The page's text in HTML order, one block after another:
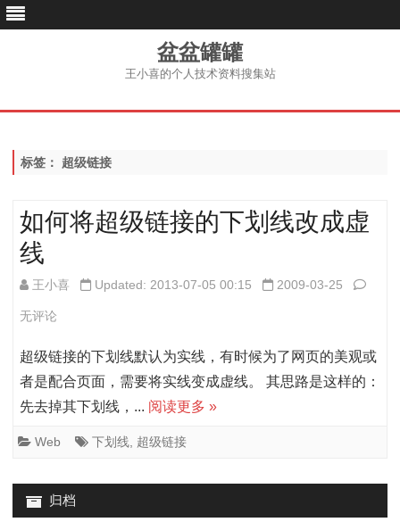
盆盆罐罐
王小喜的个人技术资料搜集站
跳
标签： 超级链接
如何将超级链接的下划线改成虚
线
王小喜 Updated: 2013-07-05 00:15 2009-03-25 如
将
超
无评论
超级链接的下划线默认为实线，有时候为了网页的美观或
者是配合页面，需要将实线变成虚线。 其思路是这样的：
先去掉其下划线，... 阅读更多 »
Web 下划线 超级链接
归档